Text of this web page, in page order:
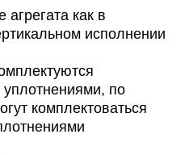
агрегата как в
исполнении
по
комплектоваться